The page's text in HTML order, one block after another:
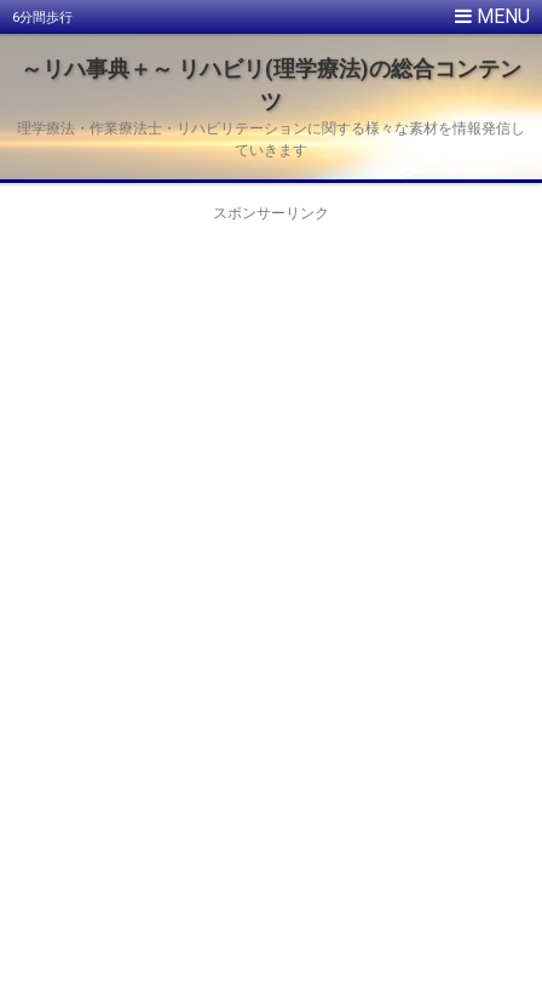
6分間歩行
～リハ事典＋～ リハビリ(理学療法)の総合コンテン
ツ
理学療法・作業療法士・リハビリテーションに関する様々な素材を情報発信し
ていきます
スポンサーリンク